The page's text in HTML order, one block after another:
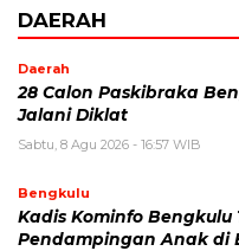
DAERAH
Daerah
28 Calon Paskibraka
Jalani Diklat
Sabtu, 8 Agu 2026 - 16:57 WIB
Bengkulu
Kadis Kominfo Bengkulu
Pendampingan Anak di